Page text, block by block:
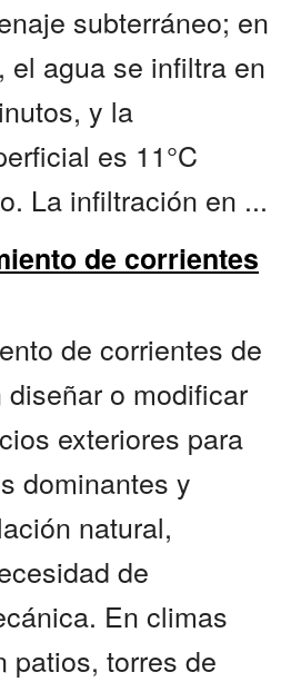
subterráneo; en
el agua se infiltra en
y la
es 11°C
La infiltración en ...
de corrientes
de corrientes de
o modificar
exteriores para
dominantes y
natural,
de
En climas
patios, torres de